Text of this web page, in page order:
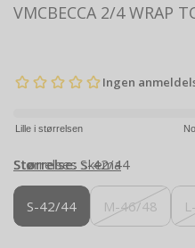
VMCBECCA 2/4 WRAP
Lille i størrelsen
Størrelse: S-42/44
S-42/44 M-46/48
Størrelses skema